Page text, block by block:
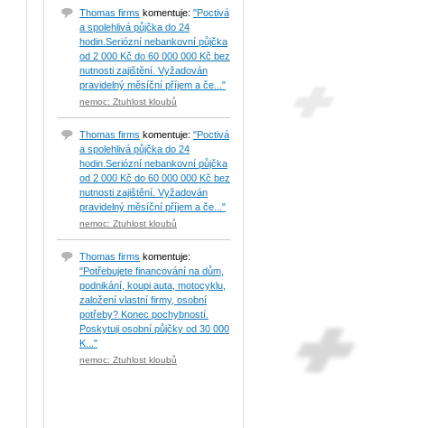
Thomas firms komentuje: "Poctivá
a spolehlivá půjčka do 24
hodin.Seriózní nebankovní půjčka
od 2 000 Kč do 60 000 000 Kč bez
nutnosti zajištění. Vyžadován
pravidelný měsíční příjem a če..."
nemoc: Ztuhlost kloubů
Thomas firms komentuje: "Poctivá
a spolehlivá půjčka do 24
hodin.Seriózní nebankovní půjčka
od 2 000 Kč do 60 000 000 Kč bez
nutnosti zajištění. Vyžadován
pravidelný měsíční příjem a če..."
nemoc: Ztuhlost kloubů
Thomas firms komentuje:
"Potřebujete financování na dům,
podnikání, koupi auta, motocyklu,
založení vlastní firmy, osobní
potřeby? Konec pochybností.
Poskytuji osobní půjčky od 30 000
K..."
nemoc: Ztuhlost kloubů